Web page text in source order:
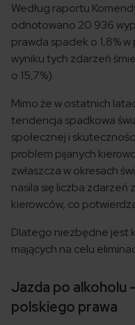
Według raportu
odnotowano 20 936
prawda spadek o 1,8%
wyniku tych zdarzeń
o 15,7%).
Mimo że w ostatnich
tendencja spadkowa
społecznej i
problem pijanych
zwłaszcza w okresach
nasila się liczba zdarzeń
kierowców, co
Dlatego niezbędne jest
mających na celu
Jazda po alkoholu
polskiego prawa